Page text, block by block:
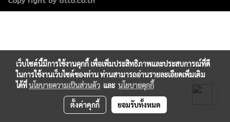
เว็บไซต์นี้มีการใช้งานคุกกี้ เพื่อเพิ่มประสิทธิภาพและประสบการณ์ที่ดี
ในการใช้งานเว็บไซต์ของท่าน ท่านสามารถอ่านรายละเอียดเพิ่มเติม
ได้ที่นโยบายความเป็นส่วนตัว และ นโยบายคุกกี้
ตั้งค่าคุกกี้ ยอมรับทั้งหมด